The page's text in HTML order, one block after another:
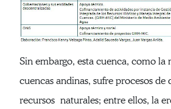
Sin embargo, esta cuenca, como la
cuencas andinas, sufre procesos de
recursos naturales; entre ellos, la